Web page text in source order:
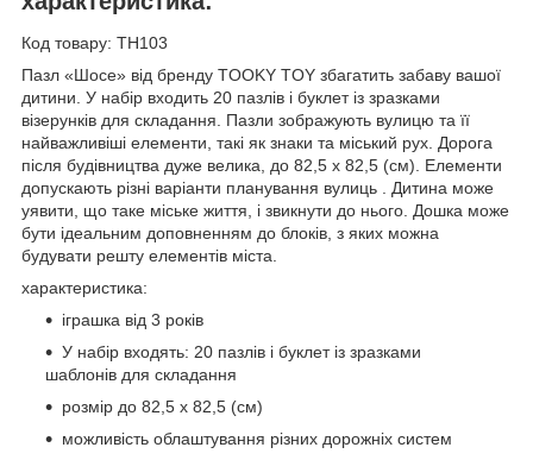
Код товару: TH103
Пазл «Шосе» від бренду TOOKY TOY збагатить забаву вашої
дитини. У набір входить 20 пазлів і буклет із зразками
візерунків для складання. Пазли зображують вулицю та її
найважливіші елементи, такі як знаки та міський рух. Дорога
після будівництва дуже велика, до 82,5 х 82,5 (см). Елементи
допускають різні варіанти планування вулиць . Дитина може
уявити, що таке міське життя, і звикнути до нього. Дошка може
бути ідеальним доповненням до блоків, з яких можна
будувати решту елементів міста.
характеристика:
іграшка від 3 років
У набір входять: 20 пазлів і буклет із зразками
шаблонів для складання
розмір до 82,5 х 82,5 (см)
можливість облаштування різних дорожніх систем